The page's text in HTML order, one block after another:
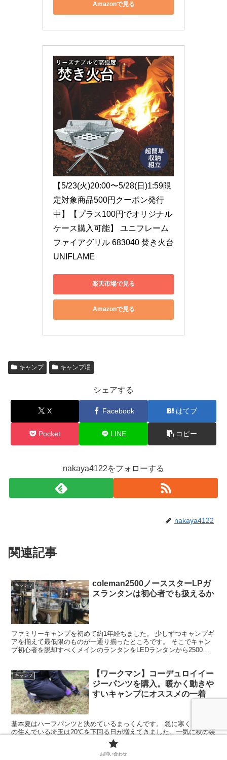
Amazonで見る
【5/23(火)20:00〜5/28(日)1:59限
定対象商品500円クーポン発行
中】【プラス100円でオリジナル
ケース購入可能】 ユニフレーム
ファイアグリル 683040 焚き火台
UNIFLAME
楽天市場で見る
Amazonで見る
キャンプ キャンプ場
シェアする
X Facebook はてブ
Pocket LINE コピー
nakaya4122をフォローする
nakaya4122
関連記事
キャンプ
coleman2500ノーススターLPガ
スランタンは初心者でも扱えるか
ファミリーキャンプを初めて約1年経ちました。 少しずつキャンプギ
アを揃えて最低限のものが一通り揃ったところです。 そこでキャン
プ初心者を脱却すべくメインのランタンをLEDランタンから2500ノ
キャンプ
【ワークマン】コーデュロイイー
ジーパンツを購入。暖かく動きや
すいキャンプにオススメの一着
基本夏はハーフパンツと決めているまっくんです。 急に寒くなり私
の住んでいる埼玉は20℃を下回る日が増えてきました。一気に秋の装
いですね。 秋、冬シーズンに大活躍アイテムのコーデュロイイージ
ーパンツをワークマン で購入したので紹介します。価格...
お問い合わせ